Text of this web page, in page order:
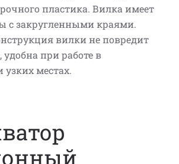
пластика. Вилка имеет
с закругленными краями.
вилки не повредит
при работе в
местах.